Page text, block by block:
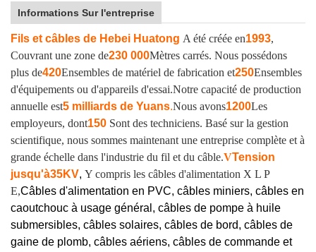
Informations Sur l'entreprise
Fils et câbles de Hebei Huatong A été créée en1993,
Couvrant une zone de230 000Mètres carrés. Nous possédons
plus de420Ensembles de matériel de fabrication et250Ensembles
d'équipements ou d'appareils d'essai.Notre capacité de production
annuelle est5 milliards de Yuans.Nous avons1200Les
employeurs, dont150 Sont des techniciens. Basé sur la gestion
scientifique, nous sommes maintenant une entreprise complète et à
grande échelle dans l'industrie du fil et du câble.VTension
jusqu'à35KV, Y compris les câbles d'alimentation X L P
E,Câbles d'alimentation en PVC, câbles miniers, câbles en
caoutchouc à usage général, câbles de pompe à huile
submersibles, câbles solaires, câbles de bord, câbles de
gaine de plomb, câbles aériens, câbles de commande et